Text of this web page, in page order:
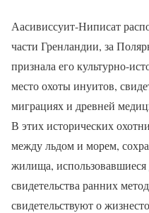
Аасивиссуит-Ниписат
части Гренландии, за
признала его культурно-
место охоты инуитов,
миграциях и древней
В этих исторических
между льдом и морем,
жилища,
свидетельства ранних
свидетельствуют о